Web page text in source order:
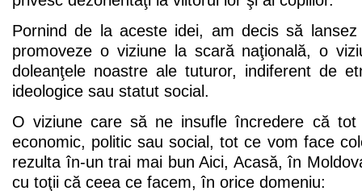
Pornind de la aceste idei, am decis să
promoveze o viziune la scară naţională, o
doleanţele noastre ale tuturor, indiferent de
ideologice sau statut social.
O viziune care să ne insufle încredere că
economic, politic sau social, tot ce vom face
rezulta în-un trai mai bun Aici, Acasă, în
cu toţii că ceea ce facem, în orice domeniu: